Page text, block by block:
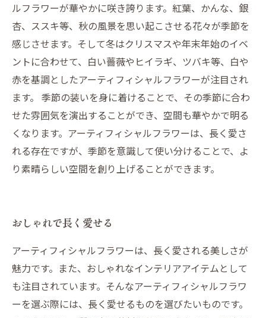
ルフラワーが華やかに咲き誇ります。紅葉、かんな、銀
杏、ススキ等、秋の風景を思い起こさせる花々が季節を
感じさせます。そして冬はクリスマスや年末年始のイベ
ントに合わせて、白い薔薇やヒイラギ、ツバキ等、白や
赤を基調としたアーティフィシャルフラワーが注目され
ます。 季節の装いを身に着けることで、その季節に合わ
せた雰囲気を演出することができ、空間も華やかで明る
くなります。アーティフィシャルフラワーは、長く愛さ
れる存在ですが、季節を意識して使い分けることで、よ
り素晴らしい空間を創り上げることができます。
おしゃれで長く愛せる
アーティフィシャルフラワーは、長く愛される美しさが
魅力です。また、おしゃれなインテリアアイテムとして
も注目されています。そんなアーティフィシャルフラワ
ーを選ぶ際には、長く愛せるものを選びたいものです。